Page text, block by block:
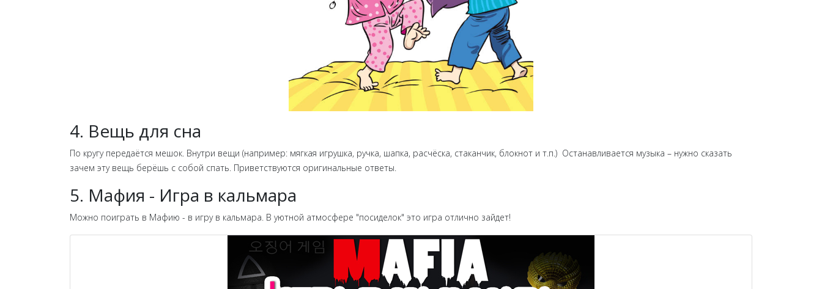
4. Вещь для сна
По кругу передаётся мешок. Внутри вещи (например: мягкая игрушка, ручка, шапка, расчёска, стаканчик, блокнот и т.п.) Останавливается музыка – нужно сказать
зачем эту вещь берёшь с собой спать. Приветствуются оригинальные ответы.
5. Мафия - Игра в кальмара
Можно поиграть в Мафию - в игру в кальмара. В уютной атмосфере "посиделок" это игра отлично зайдет!